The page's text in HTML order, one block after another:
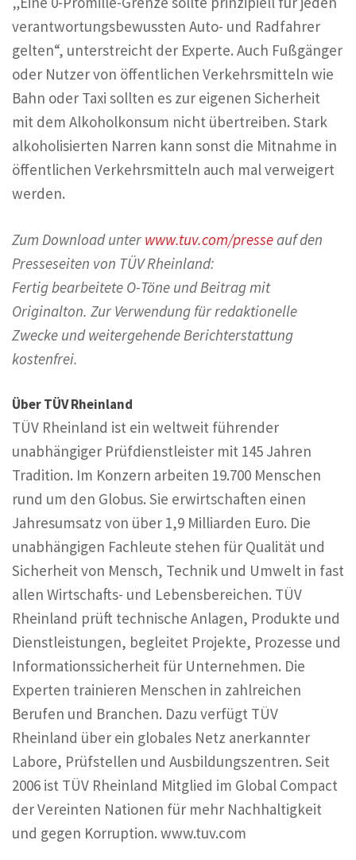
verantwortungsbewussten Auto- und Radfahrer
gelten“, unterstreicht der Experte. Auch Fußgänger
oder Nutzer von öffentlichen Verkehrsmitteln wie
Bahn oder Taxi sollten es zur eigenen Sicherheit
mit dem Alkoholkonsum nicht übertreiben. Stark
alkoholisierten Narren kann sonst die Mitnahme in
öffentlichen Verkehrsmitteln auch mal verweigert
werden.
Zum Download unter www.tuv.com/presseauf den
Presseseiten von TÜV Rheinland:
Fertig bearbeitete O-Töne und Beitrag mit
Originalton. Zur Verwendung für redaktionelle
Zwecke und weitergehende Berichterstattung
kostenfrei.
Über TÜV Rheinland
TÜV Rheinland ist ein weltweit führender
unabhängiger Prüfdienstleister mit 145 Jahren
Tradition. Im Konzern arbeiten 19.700 Menschen
rund um den Globus. Sie erwirtschaften einen
Jahresumsatz von über 1,9 Milliarden Euro. Die
unabhängigen Fachleute stehen für Qualität und
Sicherheit von Mensch, Technik und Umwelt in fast
allen Wirtschafts- und Lebensbereichen. TÜV
Rheinland prüft technische Anlagen, Produkte und
Dienstleistungen, begleitet Projekte, Prozesse und
Informationssicherheit für Unternehmen. Die
Experten trainieren Menschen in zahlreichen
Berufen und Branchen. Dazu verfügt TÜV
Rheinland über ein globales Netz anerkannter
Labore, Prüfstellen und Ausbildungszentren. Seit
2006 ist TÜV Rheinland Mitglied im Global Compact
der Vereinten Nationen für mehr Nachhaltigkeit
und gegen Korruption. www.tuv.com